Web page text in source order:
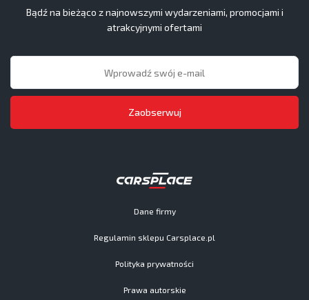
Dane firmy
Regulamin sklepu Carsplace.pl
Polityka prywatności
Prawa autorskie
Bądź na bieżąco z najnowszymi wydarzeniami, promocjami i
atrakcyjnymi ofertami
Zaobserwuj